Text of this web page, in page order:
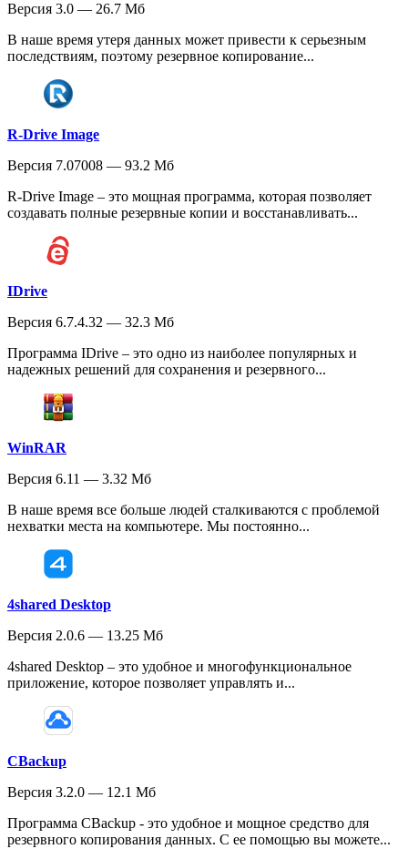
Версия 3.0 — 26.7 Мб
В наше время утеря данных может привести к серьезным
последствиям, поэтому резервное копирование...
R-Drive Image
Версия 7.07008 — 93.2 Мб
R-Drive Image – это мощная программа, которая позволяет
создавать полные резервные копии и восстанавливать...
IDrive
Версия 6.7.4.32 — 32.3 Мб
Программа IDrive – это одно из наиболее популярных и
надежных решений для сохранения и резервного...
WinRAR
Версия 6.11 — 3.32 Мб
В наше время все больше людей сталкиваются с проблемой
нехватки места на компьютере. Мы постоянно...
4shared Desktop
Версия 2.0.6 — 13.25 Мб
4shared Desktop – это удобное и многофункциональное
приложение, которое позволяет управлять и...
CBackup
Версия 3.2.0 — 12.1 Мб
Программа CBackup - это удобное и мощное средство для
резервного копирования данных. С ее помощью вы можете...